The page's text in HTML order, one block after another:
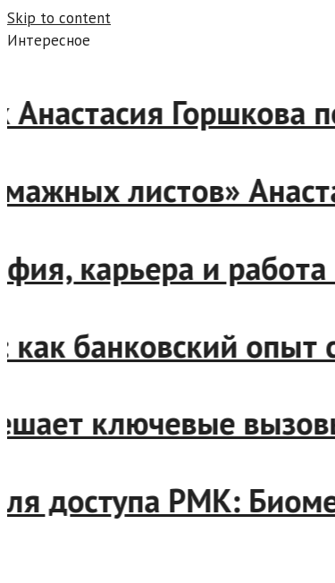
Skip to content
Интересное
Горшкова
листов»
карьера и работа в
банковский опыт
ключевые вызовы
доступа РМК: